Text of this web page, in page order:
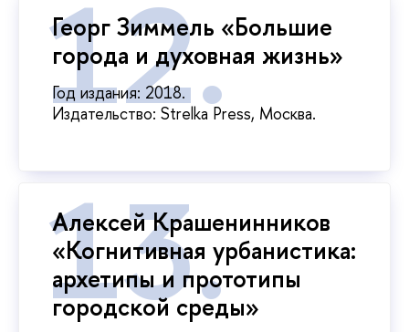
Георг Зиммель «Большие
города и духовная жизнь»
Год издания: 2018.
Издательство: Strelka Press, Москва.
Алексей Крашенинников
«Когнитивная урбанистика:
архетипы и прототипы
городской среды»